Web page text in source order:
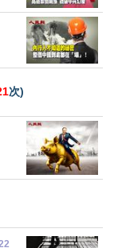
次)